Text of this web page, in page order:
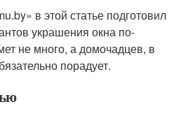
в этой статье подготовил
украшения окна по-
не много, а домочадцев, в
порадует.